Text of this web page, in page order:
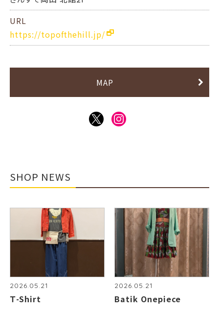
URL
https://topofthehill.jp/
MAP
SHOP NEWS
2026.05.21
Ｔ-Shirt
2026.05.21
Batik Onepiece